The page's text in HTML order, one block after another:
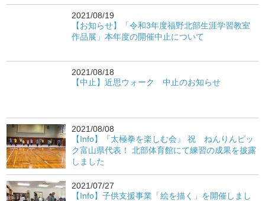
2021/08/19
【お知らせ】「令和3年度福野北部生涯学習教室
作品展」本年度の開催中止について
2021/08/18
【中止】近思ウォーク 中止のお知らせ
2021/08/08
【Info】『太極拳を楽しむ会』 祝 ねんりんピッ
ク富山県代表！ 北部体育館にて練習の成果を披露
しました
2021/07/27
【Info】子供支援事業「絵を描く」を開催しまし